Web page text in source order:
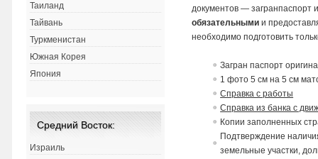
документов —
обязательными и
необходимо подготовить
Загран паспорт
1 фото 5 см на 5 см
Справка с работы
Справка из банка с
Копии заполненных
Подтверждение
земельные участки,
Таиланд
Тайвань
Туркменистан
Южная Корея
Япония
Средний Восток:
Израиль